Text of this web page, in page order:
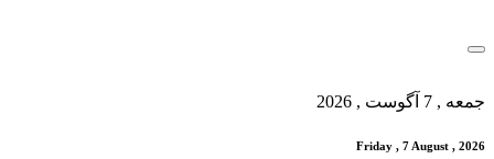
جمعه , 7 آگوست , 2026
Friday , 7 August , 2026